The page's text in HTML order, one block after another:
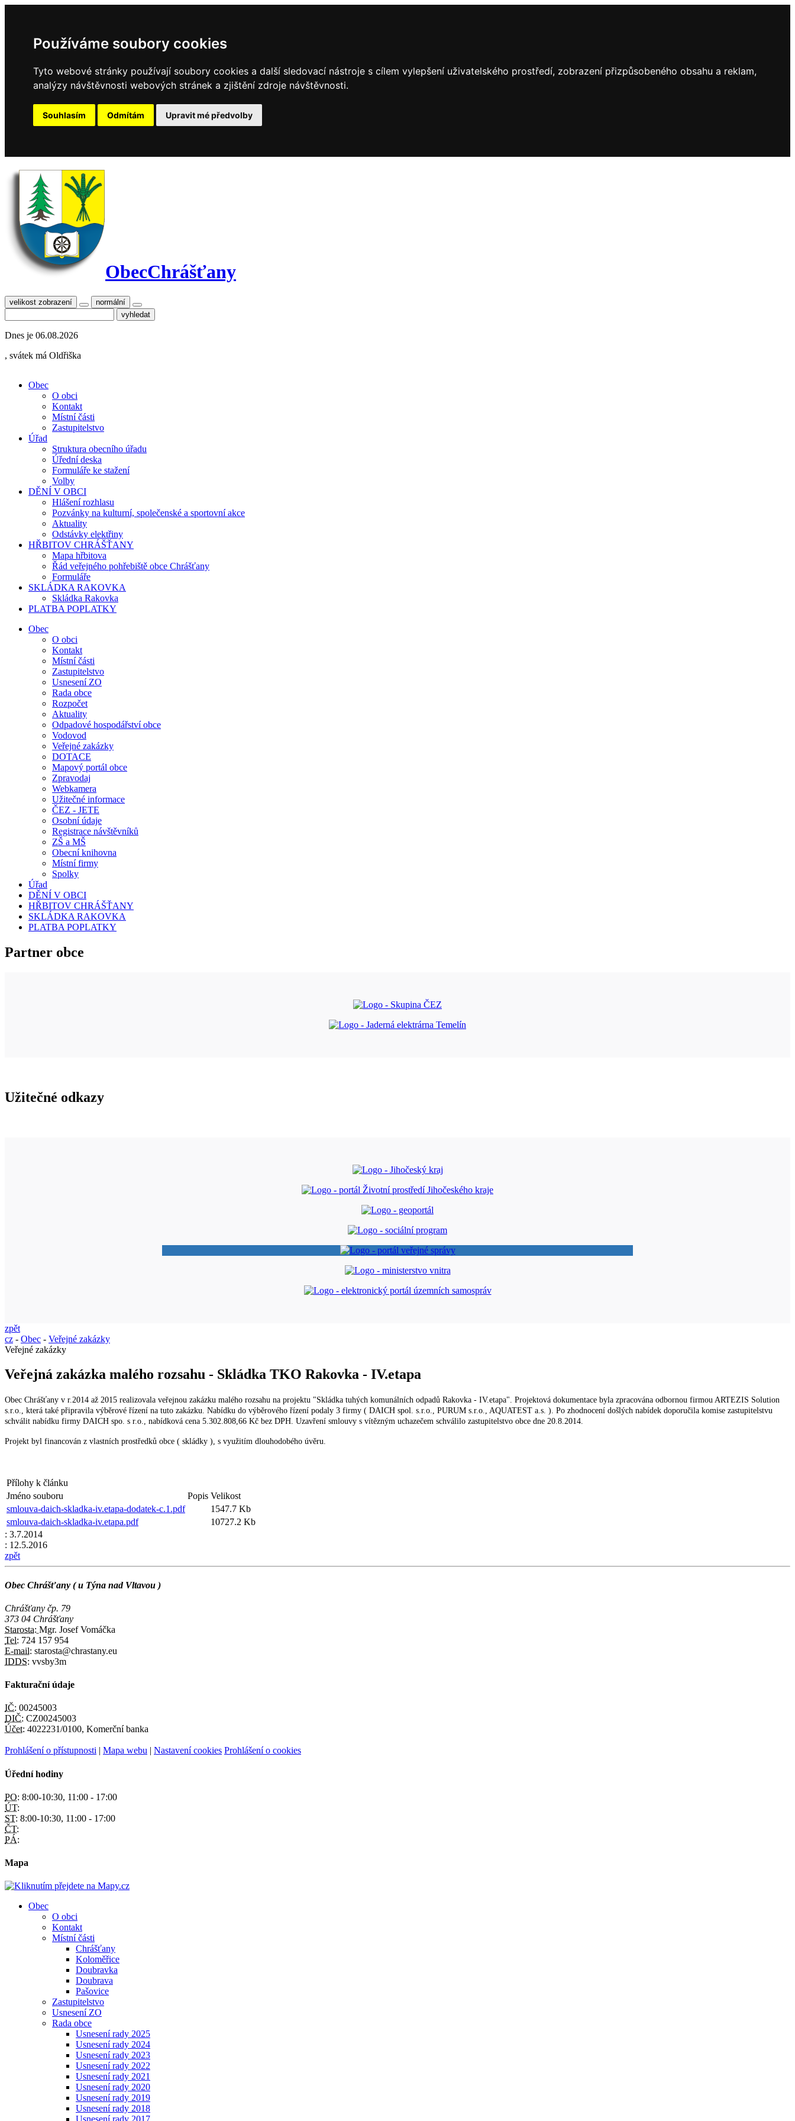
Používáme soubory cookies
Tyto webové stránky používají soubory cookies a další sledovací nástroje s cílem vylepšení uživatelského prostředí, zobrazení přizpůsobeného obsahu a reklam,
analýzy návštěvnosti webových stránek a zjištění zdroje návštěvnosti.
Souhlasím Odmítám Upravit mé předvolby
ObecChrášťany
velikost zobrazení normální
Dnes je 06.08.2026
, svátek má Oldřiška
Obec
O obci
Kontakt
Místní části
Zastupitelstvo
Úřad
Struktura obecního úřadu
Úřední deska
Formuláře ke stažení
Volby
DĚNÍ V OBCI
Hlášení rozhlasu
Pozvánky na kulturní, společenské a sportovní akce
Aktuality
Odstávky elektřiny
HŘBITOV CHRÁŠŤANY
Mapa hřbitova
Řád veřejného pohřebiště obce Chrášťany
Formuláře
SKLÁDKA RAKOVKA
Skládka Rakovka
PLATBA POPLATKY
Obec
O obci
Kontakt
Místní části
Zastupitelstvo
Usnesení ZO
Rada obce
Rozpočet
Aktuality
Odpadové hospodářství obce
Vodovod
Veřejné zakázky
DOTACE
Mapový portál obce
Zpravodaj
Webkamera
Užitečné informace
ČEZ - JETE
Osobní údaje
Registrace návštěvníků
ZŠ a MŠ
Obecní knihovna
Místní firmy
Spolky
Úřad
DĚNÍ V OBCI
HŘBITOV CHRÁŠŤANY
SKLÁDKA RAKOVKA
PLATBA POPLATKY
Partner obce
Užitečné odkazy
zpět
cz - Obec - Veřejné zakázky
Veřejné zakázky
Veřejná zakázka malého rozsahu - Skládka TKO Rakovka - IV.etapa
Obec Chrášťany v r.2014 až 2015 realizovala veřejnou zakázku malého rozsahu na projektu "Skládka tuhých komunálních odpadů Rakovka - IV.etapa". Projektová dokumentace byla zpracována odbornou firmou ARTEZIS Solution
s.r.o., která také připravila výběrové řízení na tuto zakázku. Nabídku do výběrového řízení podaly 3 firmy ( DAICH spol. s.r.o., PURUM s.r.o., AQUATEST a.s. ). Po zhodnocení došlých nabídek doporučila komise zastupitelstvu
schválit nabídku firmy DAICH spo. s r.o., nabídková cena 5.302.808,66 Kč bez DPH. Uzavření smlouvy s vítězným uchazečem schválilo zastupitelstvo obce dne 20.8.2014.
Projekt byl financován z vlastních prostředků obce ( skládky ), s využitím dlouhodobého úvěru.
Přílohy k článku
Jméno souboru
Popis Velikost
smlouva-daich-skladka-iv.etapa-dodatek-c.1.pdf
1547.7 Kb
smlouva-daich-skladka-iv.etapa.pdf
10727.2 Kb
: 3.7.2014
: 12.5.2016
zpět
Obec Chrášťany ( u Týna nad Vltavou )
Chrášťany čp. 79
373 04 Chrášťany
Starosta: Mgr. Josef Vomáčka
Tel: 724 157 954
E-mail: starosta@chrastany.eu
IDDS: vvsby3m
Fakturační údaje
IČ: 00245003
DIČ: CZ00245003
Účet: 4022231/0100, Komerční banka
Prohlášení o přístupnosti | Mapa webu | Nastavení cookies Prohlášení o cookies
Úřední hodiny
PO: 8:00-10:30, 11:00 - 17:00
ÚT:
ST: 8:00-10:30, 11:00 - 17:00
ČT:
PÁ:
Mapa
Obec
O obci
Kontakt
Místní části
Chrášťany
Koloměřice
Doubravka
Doubrava
Pašovice
Zastupitelstvo
Usnesení ZO
Rada obce
Usnesení rady 2025
Usnesení rady 2024
Usnesení rady 2023
Usnesení rady 2022
Usnesení rady 2021
Usnesení rady 2020
Usnesení rady 2019
Usnesení rady 2018